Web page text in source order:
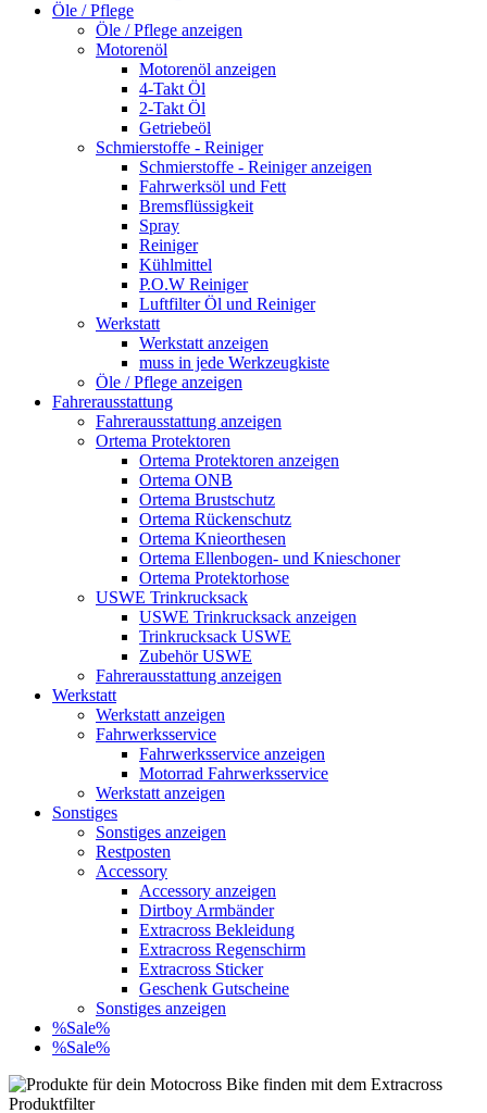
Öle / Pflege
Öle / Pflege anzeigen
Motorenöl
Motorenöl anzeigen
4-Takt Öl
2-Takt Öl
Getriebeöl
Schmierstoffe - Reiniger
Schmierstoffe - Reiniger anzeigen
Fahrwerksöl und Fett
Bremsflüssigkeit
Spray
Reiniger
Kühlmittel
P.O.W Reiniger
Luftfilter Öl und Reiniger
Werkstatt
Werkstatt anzeigen
muss in jede Werkzeugkiste
Öle / Pflege anzeigen
Fahrerausstattung
Fahrerausstattung anzeigen
Ortema Protektoren
Ortema Protektoren anzeigen
Ortema ONB
Ortema Brustschutz
Ortema Rückenschutz
Ortema Knieorthesen
Ortema Ellenbogen- und Knieschoner
Ortema Protektorhose
USWE Trinkrucksack
USWE Trinkrucksack anzeigen
Trinkrucksack USWE
Zubehör USWE
Fahrerausstattung anzeigen
Werkstatt
Werkstatt anzeigen
Fahrwerksservice
Fahrwerksservice anzeigen
Motorrad Fahrwerksservice
Werkstatt anzeigen
Sonstiges
Sonstiges anzeigen
Restposten
Accessory
Accessory anzeigen
Dirtboy Armbänder
Extracross Bekleidung
Extracross Regenschirm
Extracross Sticker
Geschenk Gutscheine
Sonstiges anzeigen
%Sale%
%Sale%